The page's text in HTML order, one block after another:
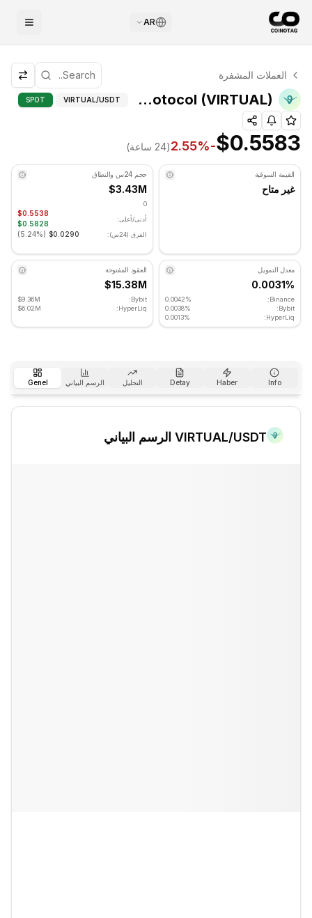
AR
التحليل الفني لـ Virtuals Protocol
Virtuals Protocol يتم تداوله حاليًا عند $0.5583. مؤشر RSI عند 44.61 في المنطقة المحايدة. الاتجاه اليومي هبوطي. مستوى الدعم الرئيسي: $0.559467, مستوى المقاومة: $0.579767.
العملات المشفرة
Virtuals Protocol (VIRTUAL) مستويات فيبوناتشي VIRTUAL/USDT
SPOT
$0.5583
-2.55
% (24 ساعة)
القيمة السوقية
غير متاح
حجم 24س والنطاق
$3.43M
0
أدنى/أعلى:
$0.5538
$0.5828
الفرق (24س): $0.0290
(
5.24%
)
معدل التمويل
0.0031%
Binance:
0.0042%
Bybit:
0.0038%
HyperLiq:
0.0013%
العقود المفتوحة
$15.38M
Bybit:
$9.36M
HyperLiq:
$6.02M
Genel الرسم البياني التحليل Detay Haber Info
VIRTUAL/USDT الرسم البياني